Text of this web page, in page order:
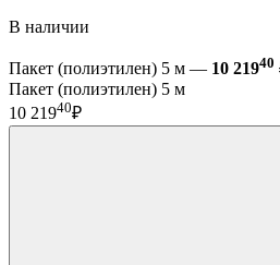
В наличии
Пакет (полиэтилен) 5 м — 10 21940
Пакет (полиэтилен) 5 м
10 21940₽